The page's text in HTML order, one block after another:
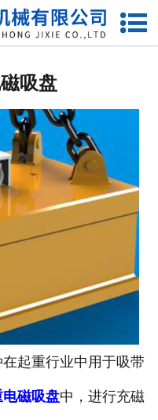
首页
强力电磁吸盘
圆型电磁铁
方型电磁铁
永磁吸盘
自动吸盘
吸盘
起重行业中用于吸带
磁吸盘中，进行充磁